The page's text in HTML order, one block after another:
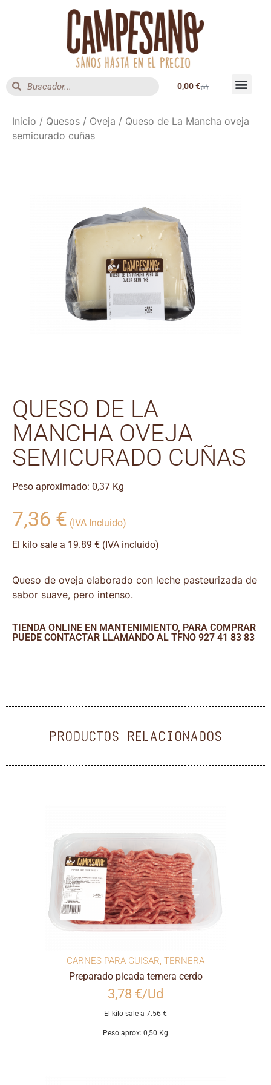
0,00€
Inicio / Quesos / Oveja / Queso de La Mancha oveja
semicurado cuñas
QUESO DE LA
MANCHA OVEJA
SEMICURADO CUÑAS
Peso aproximado: 0,37 Kg
7,36 € (IVA Incluido)
El kilo sale a 19.89 € (IVA incluido)
Queso de oveja elaborado con leche pasteurizada de
sabor suave, pero intenso.
TIENDA ONLINE EN MANTENIMIENTO, PARA COMPRAR
PUEDE CONTACTAR LLAMANDO AL TFNO 927 41 83 83
PRODUCTOS RELACIONADOS
CARNES PARA GUISAR TERNERA
Preparado picada ternera cerdo
3,78 €/Ud
El kilo sale a 7.56 €
Peso aprox: 0,50 Kg